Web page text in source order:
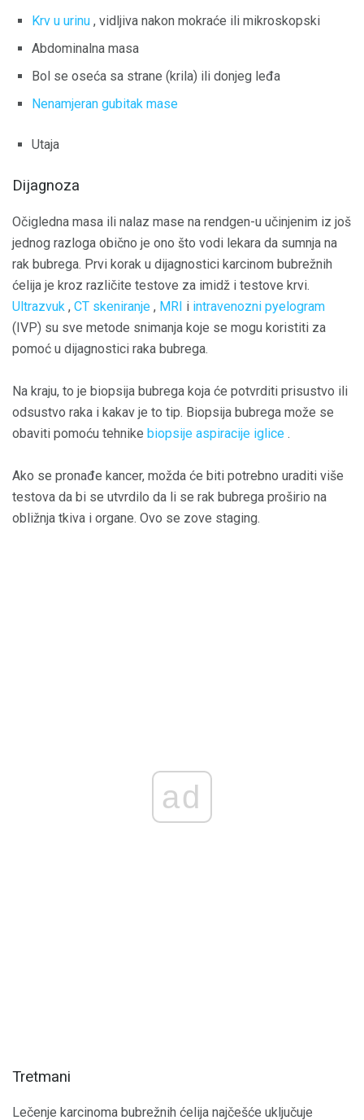
Krv u urinu , vidljiva nakon mokraće ili mikroskopski
Abdominalna masa
Bol se oseća sa strane (krila) ili donjeg leđa
Nenamjeran gubitak mase
Utaja
Dijagnoza
Očigledna masa ili nalaz mase na rendgen-u učinjenim iz još
jednog razloga obično je ono što vodi lekara da sumnja na
rak bubrega. Prvi korak u dijagnostici karcinom bubrežnih
ćelija je kroz različite testove za imidž i testove krvi.
Ultrazvuk , CT skeniranje , MRI i intravenozni pyelogram
(IVP) su sve metode snimanja koje se mogu koristiti za
pomoć u dijagnostici raka bubrega.
Na kraju, to je biopsija bubrega koja će potvrditi prisustvo ili
odsustvo raka i kakav je to tip. Biopsija bubrega može se
obaviti pomoću tehnike biopsije aspiracije iglice .
Ako se pronađe kancer, možda će biti potrebno uraditi više
testova da bi se utvrdilo da li se rak bubrega proširio na
obližnja tkiva i organe. Ovo se zove staging.
ad
Tretmani
Lečenje karcinoma bubrežnih ćelija najčešće uključuje